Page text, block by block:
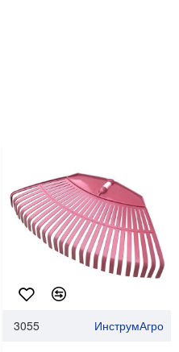
3055 ИнструмАгро